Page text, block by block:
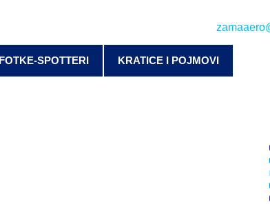
FOTKE-SPOTTERI KRATICE I POJMOVI